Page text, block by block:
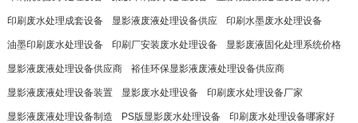
印刷废水处理成套设备 显影液废液处理设备供应 印刷水墨废水处理设备
油墨印刷废水处理设备 印刷厂安装废水处理设备 显影废液固化处理系统价格
显影液废液处理设备供应商 裕佳环保显影液废液处理设备供应商
显影液废液处理设备装置 显影废水处理设备 印刷废水处理设备厂家
显影液废液处理设备制造 PS版显影废水处理设备 印刷废水处理设备哪家好